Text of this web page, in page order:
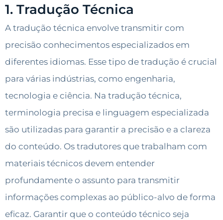
1. Tradução Técnica
A tradução técnica envolve transmitir com
precisão conhecimentos especializados em
diferentes idiomas. Esse tipo de tradução é crucial
para várias indústrias, como engenharia,
tecnologia e ciência. Na tradução técnica,
terminologia precisa e linguagem especializada
são utilizadas para garantir a precisão e a clareza
do conteúdo. Os tradutores que trabalham com
materiais técnicos devem entender
profundamente o assunto para transmitir
informações complexas ao público-alvo de forma
eficaz. Garantir que o conteúdo técnico seja